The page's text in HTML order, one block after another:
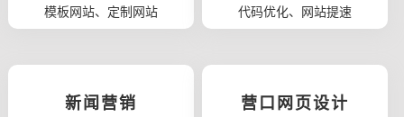
模板网站、定制网站
代码优化、网站提速
新闻营销 营口网页设计